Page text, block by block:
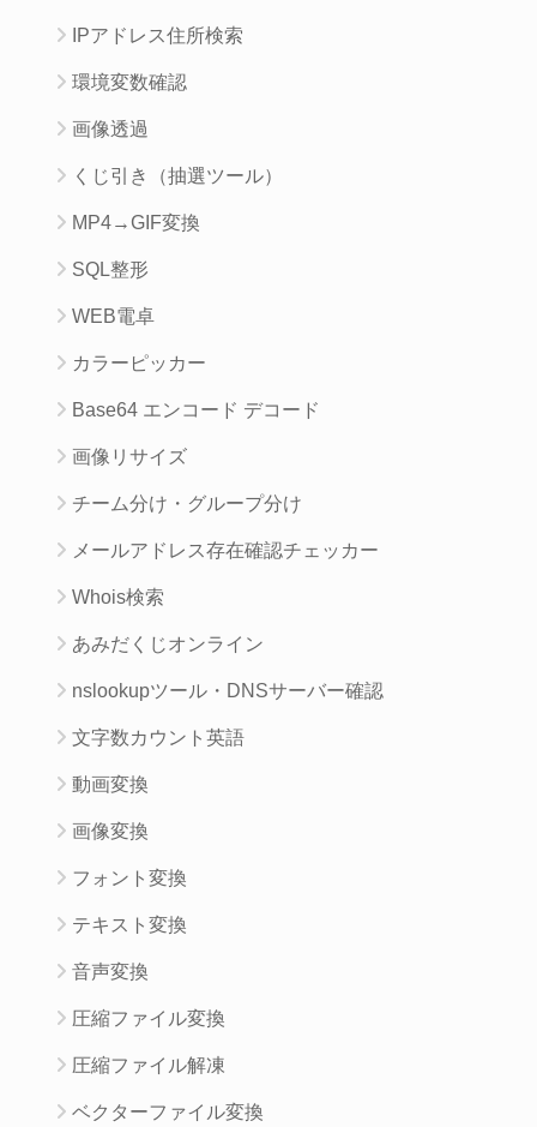
IPアドレス住所検索
環境変数確認
画像透過
くじ引き（抽選ツール）
MP4→GIF変換
SQL整形
WEB電卓
カラーピッカー
Base64 エンコード デコード
画像リサイズ
チーム分け・グループ分け
メールアドレス存在確認チェッカー
Whois検索
あみだくじオンライン
nslookupツール・DNSサーバー確認
文字数カウント英語
動画変換
画像変換
フォント変換
テキスト変換
音声変換
圧縮ファイル変換
圧縮ファイル解凍
ベクターファイル変換